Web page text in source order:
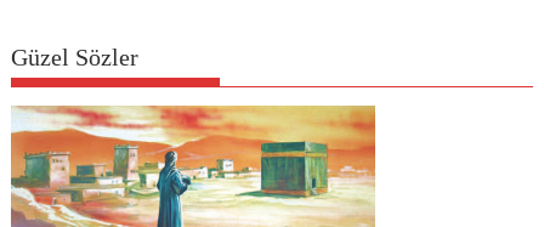
Güzel Sözler